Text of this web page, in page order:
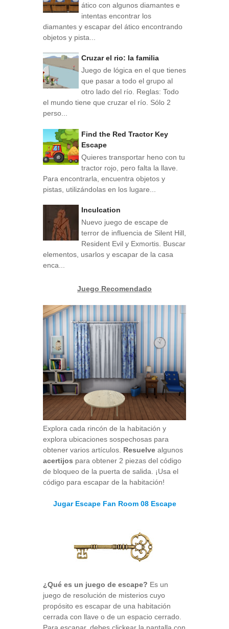
ático con algunos diamantes e
intentas encontrar los
diamantes y escapar del ático encontrando
objetos y pista...
Cruzar el rio: la familia
Juego de lógica en el que tienes
que pasar a todo el grupo al
otro lado del río. Reglas: Todo
el mundo tiene que cruzar el río. Sólo 2
perso...
Find the Red Tractor Key
Escape
Quieres transportar heno con tu
tractor rojo, pero falta la llave.
Para encontrarla, encuentra objetos y
pistas, utilizándolas en los lugare...
Inculcation
Nuevo juego de escape de
terror de influencia de Silent Hill,
Resident Evil y Exmortis. Buscar
elementos, usarlos y escapar de la casa
enca...
Juego Recomendado
Explora cada rincón de la habitación y
explora ubicaciones sospechosas para
obtener varios artículos. Resuelve algunos
acertijos para obtener 2 piezas del código
de bloqueo de la puerta de salida. ¡Usa el
código para escapar de la habitación!
Jugar Escape Fan Room 08 Escape
¿Qué es un juego de escape? Es un
juego de resolución de misterios cuyo
propósito es escapar de una habitación
cerrada con llave o de un espacio cerrado.
Para escapar, debes clickear la pantalla con